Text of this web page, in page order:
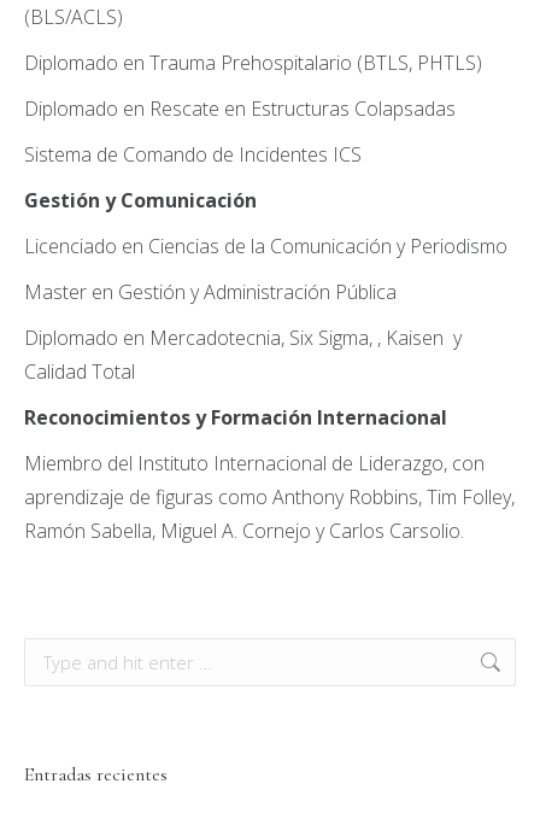
(BLS/ACLS)
Diplomado en Trauma Prehospitalario (BTLS, PHTLS)
Diplomado en Rescate en Estructuras Colapsadas
Sistema de Comando de Incidentes ICS
Gestión y Comunicación
Licenciado en Ciencias de la Comunicación y Periodismo
Master en Gestión y Administración Pública
Diplomado en Mercadotecnia, Six Sigma, , Kaisen y
Calidad Total
Reconocimientos y Formación Internacional
Miembro del Instituto Internacional de Liderazgo, con
aprendizaje de figuras como Anthony Robbins, Tim Folley,
Ramón Sabella, Miguel A. Cornejo y Carlos Carsolio.
Search:
Entradas recientes